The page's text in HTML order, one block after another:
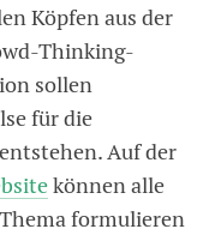
Köpfen aus der
Thinking-
sollen
für die
Auf der
können alle
formulieren